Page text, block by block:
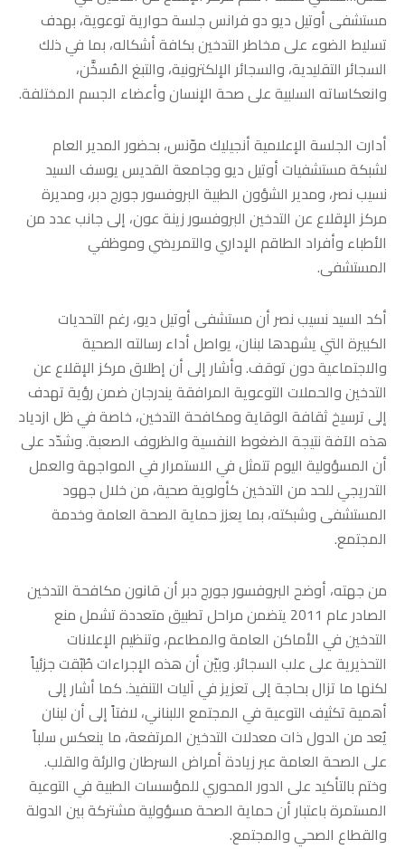
مستشفى أوتيل ديو دو فرانس جلسة حوارية توعوية، بهدف
تسليط الضوء على مخاطر التدخين بكافة أشكاله، بما في ذلك
السجائر التقليدية، والسجائر الإلكترونية، والتبغ المُسخَّن،
وانعكاساته السلبية على صحة الإنسان وأعضاء الجسم المختلفة.
أدارت الجلسة الإعلامية أنجيليك موّنس، بحضور المدير العام
لشبكة مستشفيات أوتيل ديو وجامعة القديس يوسف السيد
نسيب نصر، ومدير الشؤون الطبية البروفسور جورج دبر، ومديرة
مركز الإقلاع عن التدخين البروفسور زينة عون، إلى جانب عدد من
الأطباء وأفراد الطاقم الإداري والتمريضي وموظفي
المستشفى.
أكد السيد نسيب نصر أن مستشفى أوتيل ديو، رغم التحديات
الكبيرة التي يشهدها لبنان، يواصل أداء رسالته الصحية
والاجتماعية دون توقف. وأشار إلى أن إطلاق مركز الإقلاع عن
التدخين والحملات التوعوية المرافقة يندرجان ضمن رؤية تهدف
إلى ترسيخ ثقافة الوقاية ومكافحة التدخين، خاصة في ظل ازدياد
هذه الآفة نتيجة الضغوط النفسية والظروف الصعبة. وشدّد على
أن المسؤولية اليوم تتمثل في الاستمرار في المواجهة والعمل
التدريجي للحد من التدخين كأولوية صحية، من خلال جهود
المستشفى وشبكته، بما يعزز حماية الصحة العامة وخدمة
المجتمع.
من جهته، أوضح البروفسور جورج دبر أن قانون مكافحة التدخين
الصادر عام 2011 يتضمن مراحل تطبيق متعددة تشمل منع
التدخين في الأماكن العامة والمطاعم، وتنظيم الإعلانات
التحذيرية على علب السجائر. وبيّن أن هذه الإجراءات طُبّقت جزئياً
لكنها ما تزال بحاجة إلى تعزيز في آليات التنفيذ. كما أشار إلى
أهمية تكثيف التوعية في المجتمع اللبناني، لافتاً إلى أن لبنان
يُعد من الدول ذات معدلات التدخين المرتفعة، ما ينعكس سلباً
على الصحة العامة عبر زيادة أمراض السرطان والرئة والقلب.
وختم بالتأكيد على الدور المحوري للمؤسسات الطبية في التوعية
المستمرة باعتبار أن حماية الصحة مسؤولية مشتركة بين الدولة
والقطاع الصحي والمجتمع.